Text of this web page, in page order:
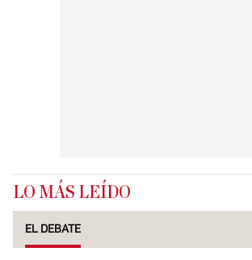
LO MÁS LEÍDO
EL DEBATE